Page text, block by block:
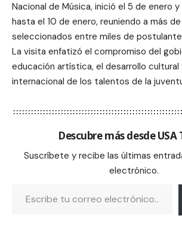
Nacional de Música, inició el 5 de enero
hasta el 10 de enero, reuniendo a más
seleccionados entre miles de
La visita enfatizó el compromiso del
educación artística, el desarrollo cultural
internacional de los talentos de la
Descubre más desde USA
Suscríbete y recibe las últimas
electrónico.